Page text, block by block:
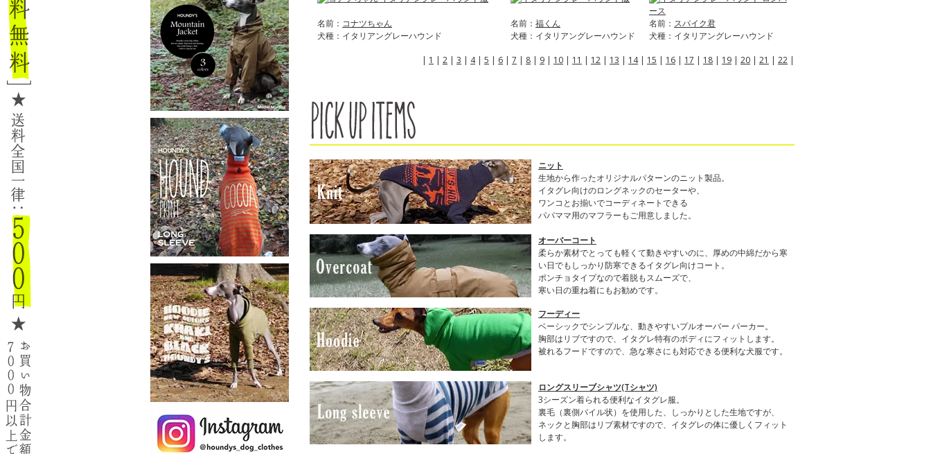
名前： コナツちゃん
犬種：イタリアングレーハウンド
名前： 福くん
犬種：イタリアングレーハウンド
名前： スパイク君
犬種：イタリアングレーハウンド
| 1 | 2 | 3 | 4| 5 | 6 | 7 | 8 | 9 | 10 | 11 | 12 | 13 | 14| 15 | 16 | 17 | 18 | 19 | 20 | 21 | 22 |
ニット
生地から作ったオリジナルパターンのニット製品。
イタグレ向けのロングネックのセーターや、
ワンコとお揃いでコーディネートできる
パパママ用のマフラーもご用意しました。
オーバーコート
柔らか素材でとっても軽くて動きやすいのに、厚めの中綿だから寒
い日でもしっかり防寒できるイタグレ向けコート。
ポンチョタイプなので着脱もスムーズで、
寒い日の重ね着にもお勧めです。
フーディー
ベーシックでシンプルな、動きやすいプルオーバー パーカー。
胸部はリブですので、イタグレ特有のボディにフィットします。
被れるフードですので、急な寒さにも対応できる便利な犬服です。
ロングスリーブシャツ(Tシャツ)
3シーズン着られる便利なイタグレ服。
裏毛（裏側パイル状）を使用した、しっかりとした生地ですが、
ネックと胸部はリブ素材ですので、イタグレの体に優しくフィット
します。